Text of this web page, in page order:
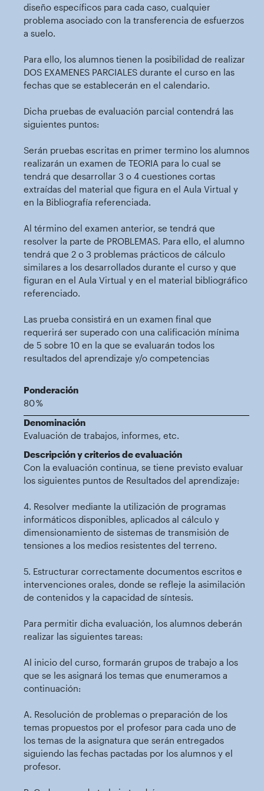
diseño específicos para cada caso, cualquier
problema asociado con la transferencia de esfuerzos
a suelo.
Para ello, los alumnos tienen la posibilidad de realizar
DOS EXAMENES PARCIALES durante el curso en las
fechas que se establecerán en el calendario.
Dicha pruebas de evaluación parcial contendrá las
siguientes puntos:
Serán pruebas escritas en primer termino los alumnos
realizarán un examen de TEORIA para lo cual se
tendrá que desarrollar 3 o 4 cuestiones cortas
extraídas del material que figura en el Aula Virtual y
en la Bibliografía referenciada.
Al término del examen anterior, se tendrá que
resolver la parte de PROBLEMAS. Para ello, el alumno
tendrá que 2 o 3 problemas prácticos de cálculo
similares a los desarrollados durante el curso y que
figuran en el Aula Virtual y en el material bibliográfico
referenciado.
Las prueba consistirá en un examen final que
requerirá ser superado con una calificación mínima
de 5 sobre 10 en la que se evaluarán todos los
resultados del aprendizaje y/o competencias
Ponderación
80 %
Denominación
Evaluación de trabajos, informes, etc.
Descripción y criterios de evaluación
Con la evaluación continua, se tiene previsto evaluar
los siguientes puntos de Resultados del aprendizaje:
4. Resolver mediante la utilización de programas
informáticos disponibles, aplicados al cálculo y
dimensionamiento de sistemas de transmisión de
tensiones a los medios resistentes del terreno.
5. Estructurar correctamente documentos escritos e
intervenciones orales, donde se refleje la asimilación
de contenidos y la capacidad de síntesis.
Para permitir dicha evaluación, los alumnos deberán
realizar las siguientes tareas:
Al inicio del curso, formarán grupos de trabajo a los
que se les asignará los temas que enumeramos a
continuación:
A. Resolución de problemas o preparación de los
temas propuestos por el profesor para cada uno de
los temas de la asignatura que serán entregados
siguiendo las fechas pactadas por los alumnos y el
profesor.